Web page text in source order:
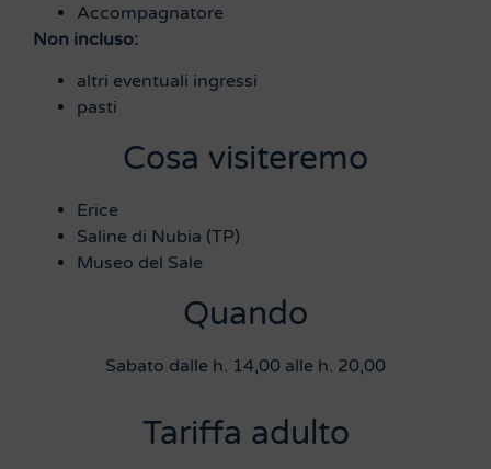
Accompagnatore
Non incluso:
altri eventuali ingressi
pasti
Cosa visiteremo
Erice
Saline di Nubia (TP)
Museo del Sale
Quando
Sabato dalle h. 14,00 alle h. 20,00
Tariffa adulto